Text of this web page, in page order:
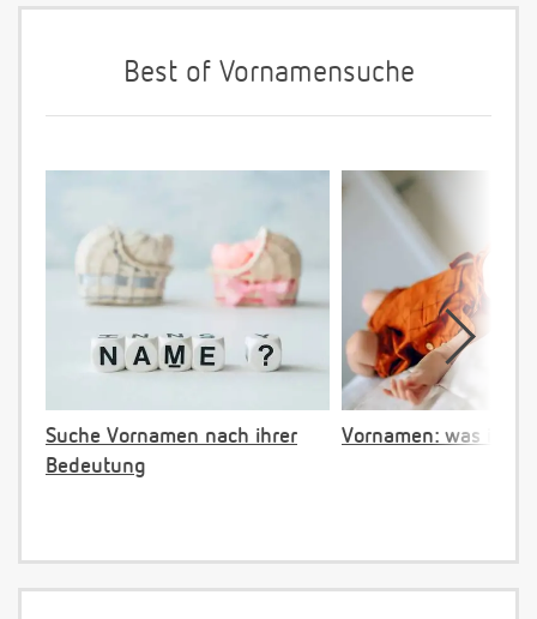
Best of Vornamensuche
Suche Vornamen nach ihrer
Bedeutung
Vornamen: was ist